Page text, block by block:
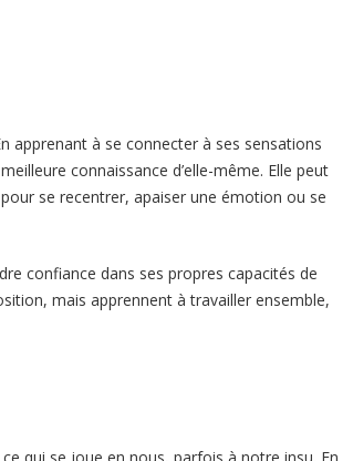
apprenant à se connecter à ses sensations
connaissance d’elle-même. Elle peut
se recentrer, apaiser une émotion ou se
confiance dans ses propres capacités de
mais apprennent à travailler ensemble,